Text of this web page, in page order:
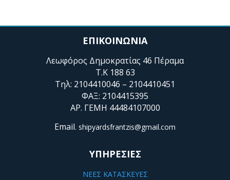
ΕΠΙΚΟΙΝΩΝΙΑ
Λεωφόρος Δημοκρατίας 46 Πέραμα
Τ.Κ 188 63
Τηλ: 2104410046 – 2104410451
ΦΑΞ: 2104415395
ΑΡ. ΓΕΜΗ 44484107000
Email. shipyardsfrantzis@gmail.com
ΥΠΗΡΕΣΙΕΣ
ΝΕΕΣ ΚΑΤΑΣΚΕΥΕΣ